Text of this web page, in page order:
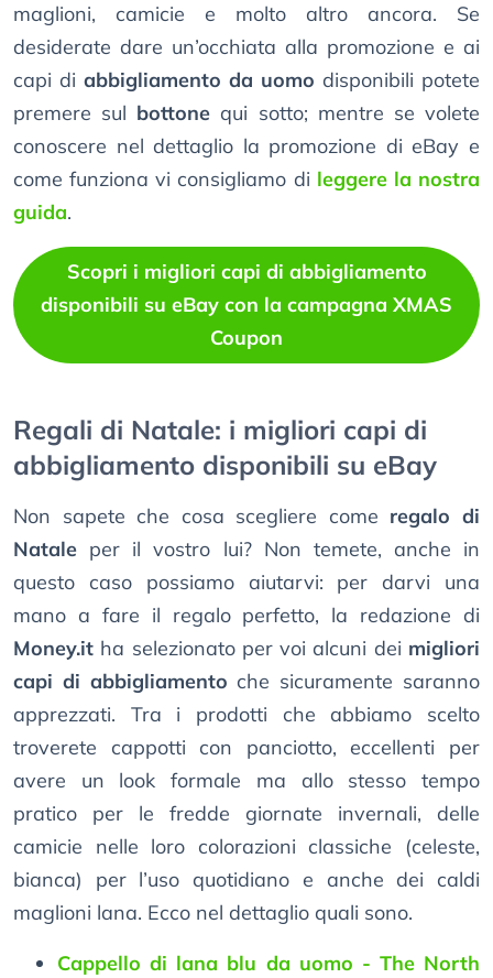
maglioni, camicie e molto altro ancora. Se
desiderate dare un’occhiata alla promozione e ai
capi di abbigliamento da uomo disponibili potete
premere sul bottone qui sotto; mentre se volete
conoscere nel dettaglio la promozione di eBay e
come funziona vi consigliamo di leggere la nostra
guida.
Scopri i migliori capi di abbigliamento
disponibili su eBay con la campagna XMAS
Coupon
Regali di Natale: i migliori capi di
abbigliamento disponibili su eBay
Non sapete che cosa scegliere come regalo di
Natale per il vostro lui? Non temete, anche in
questo caso possiamo aiutarvi: per darvi una
mano a fare il regalo perfetto, la redazione di
Money.it ha selezionato per voi alcuni dei migliori
capi di abbigliamento che sicuramente saranno
apprezzati. Tra i prodotti che abbiamo scelto
troverete cappotti con panciotto, eccellenti per
avere un look formale ma allo stesso tempo
pratico per le fredde giornate invernali, delle
camicie nelle loro colorazioni classiche (celeste,
bianca) per l’uso quotidiano e anche dei caldi
maglioni lana. Ecco nel dettaglio quali sono.
Cappello di lana blu da uomo - The North